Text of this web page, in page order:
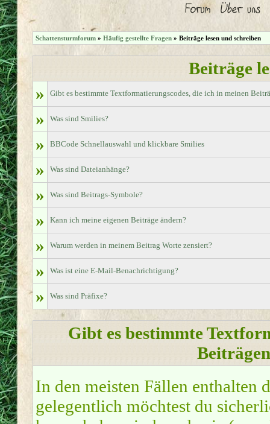
Schattensturmforum» Häufig gestellte Fragen» Beiträge lesen und schreiben
Beiträge
»
Gibt es bestimmte Textformatierungscodes, die ich in meinen
» Was sind Smilies?
» BBCode Schnellauswahl und klickbare Smilies
» Was sind Dateianhänge?
» Was sind Beitrags-Symbole?
» Kann ich meine eigenen Beiträge ändern?
» Warum werden in meinem Beitrag Worte zensiert?
» Was ist eine E-Mail-Benachrichtigung?
» Was sind Präfixe?
Gibt es bestimmte
In den meisten Fällen enthalten
gelegentlich möchtest du